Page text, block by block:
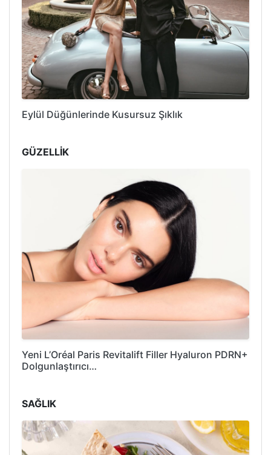
Eylül Düğünlerinde Kusursuz Şıklık
GÜZELLİK
Yeni L’Oréal Paris Revitalift Filler Hyaluron PDRN+
Dolgunlaştırıcı…
SAĞLIK